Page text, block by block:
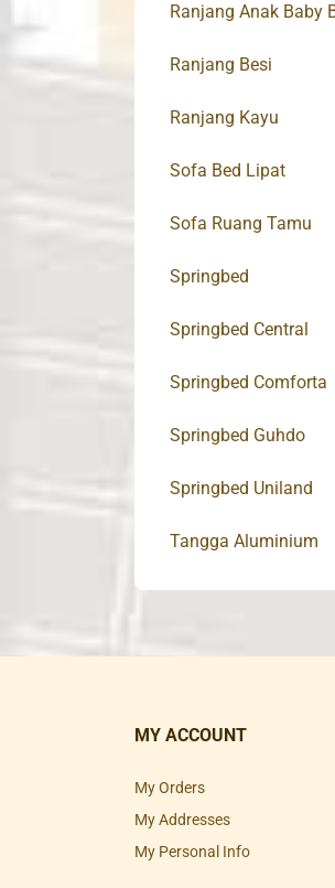
Ranjang Anak Baby
Ranjang Besi
Ranjang Kayu
Sofa Bed Lipat
Sofa Ruang Tamu
Springbed
Springbed Central
Springbed Comforta
Springbed Guhdo
Springbed Uniland
Tangga Aluminium
MY ACCOUNT
My Orders
My Addresses
My Personal Info